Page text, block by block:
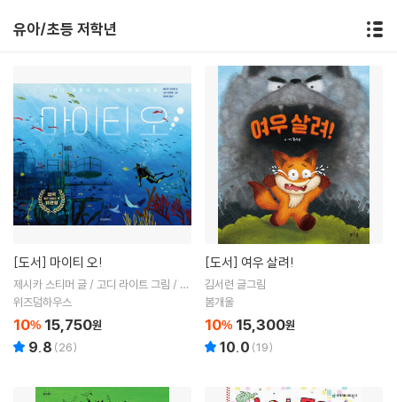
유아/초등 저학년
[도서] 마이티 오!
제시카 스티머 글 / 고디 라이트 그림 / 박
규리 역
위즈덤하우스
10% 15,750원
9.8 (26)
[도서] 여우 살려!
김서련 글그림
봄개울
10% 15,300원
10.0 (19)